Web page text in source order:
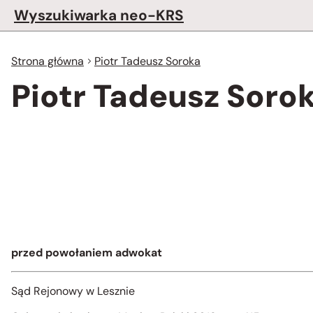
Wyszukiwarka neo-KRS
Strona główna Piotr Tadeusz Soroka
Piotr Tadeusz
przed powołaniem adwokat
Sąd Rejonowy w Lesznie